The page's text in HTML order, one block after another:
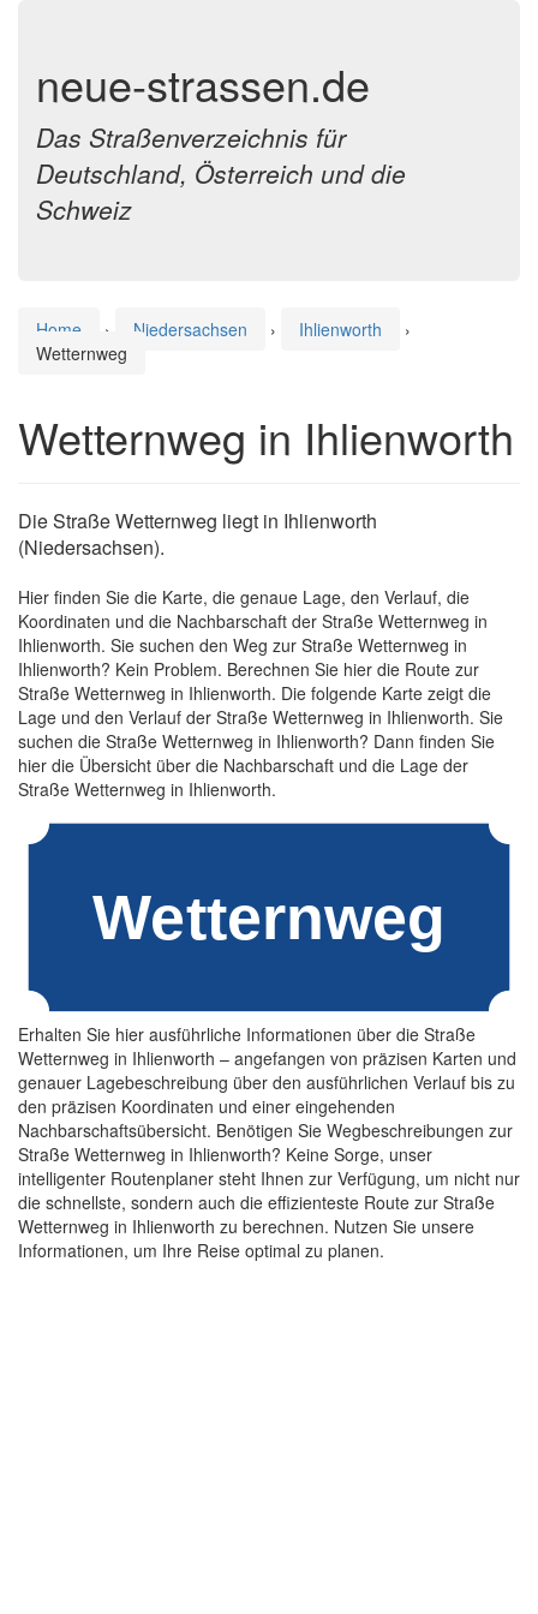
neue-strassen.de
Das Straßenverzeichnis für
Deutschland, Österreich und die
Schweiz
Home › Niedersachsen › Ihlienworth
›
Wetternweg
Wetternweg in Ihlienworth
Die Straße Wetternweg liegt in Ihlienworth
(Niedersachsen).
Hier finden Sie die Karte, die genaue Lage, den Verlauf, die
Koordinaten und die Nachbarschaft der Straße Wetternweg in
Ihlienworth. Sie suchen den Weg zur Straße Wetternweg in
Ihlienworth? Kein Problem. Berechnen Sie hier die Route zur
Straße Wetternweg in Ihlienworth. Die folgende Karte zeigt die
Lage und den Verlauf der Straße Wetternweg in Ihlienworth. Sie
suchen die Straße Wetternweg in Ihlienworth? Dann finden Sie
hier die Übersicht über die Nachbarschaft und die Lage der
Straße Wetternweg in Ihlienworth.
Erhalten Sie hier ausführliche Informationen über die Straße
Wetternweg in Ihlienworth – angefangen von präzisen Karten und
genauer Lagebeschreibung über den ausführlichen Verlauf bis zu
den präzisen Koordinaten und einer eingehenden
Nachbarschaftsübersicht. Benötigen Sie Wegbeschreibungen zur
Straße Wetternweg in Ihlienworth? Keine Sorge, unser
intelligenter Routenplaner steht Ihnen zur Verfügung, um nicht nur
die schnellste, sondern auch die effizienteste Route zur Straße
Wetternweg in Ihlienworth zu berechnen. Nutzen Sie unsere
Informationen, um Ihre Reise optimal zu planen.